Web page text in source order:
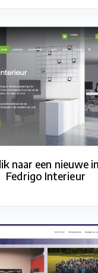
naar een nieuwe
Fedrigo Interieur